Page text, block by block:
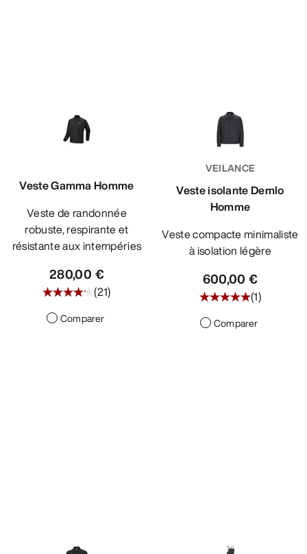
Veste Gamma Homme
Veste de randonnée
robuste, respirante et
résistante aux intempéries
280,00 €
(21)
Comparer
VEILANCE
Veste isolante Demlo
Homme
Veste compacte minimaliste
à isolation légère
600,00 €
(1)
Comparer